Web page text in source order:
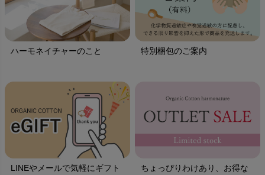
ハーモネイチャーのこと 特別梱包のご案内
LINEやメールで気軽にギフト
ちょっぴりわけあり、お得な